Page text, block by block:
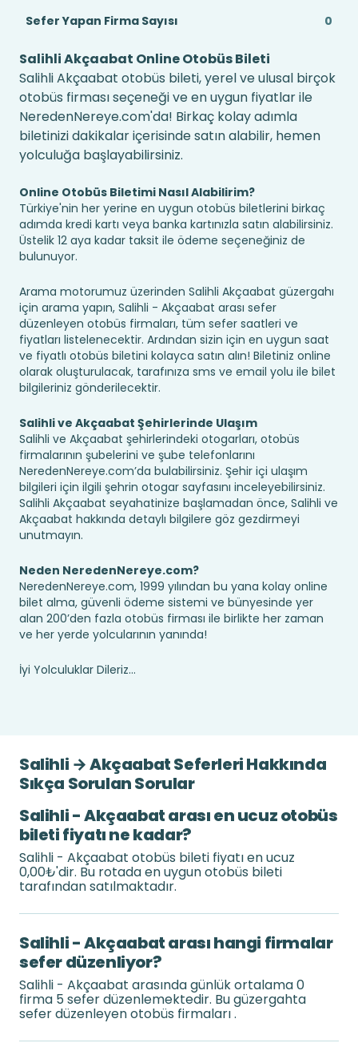
Sefer Yapan Firma Sayısı
0
Salihli Akçaabat Online Otobüs Bileti
Salihli Akçaabat otobüs bileti, yerel ve ulusal birçok
otobüs firması seçeneği ve en uygun fiyatlar ile
NeredenNereye.com'da! Birkaç kolay adımla
biletinizi dakikalar içerisinde satın alabilir, hemen
yolculuğa başlayabilirsiniz.
Online Otobüs Biletimi Nasıl Alabilirim?
Türkiye'nin her yerine en uygun otobüs biletlerini birkaç
adımda kredi kartı veya banka kartınızla satın alabilirsiniz.
Üstelik 12 aya kadar taksit ile ödeme seçeneğiniz de
bulunuyor.
Arama motorumuz üzerinden Salihli Akçaabat güzergahı
için arama yapın, Salihli - Akçaabat arası sefer
düzenleyen otobüs firmaları, tüm sefer saatleri ve
fiyatları listelenecektir. Ardından sizin için en uygun saat
ve fiyatlı otobüs biletini kolayca satın alın! Biletiniz online
olarak oluşturulacak, tarafınıza sms ve email yolu ile bilet
bilgileriniz gönderilecektir.
Salihli ve Akçaabat Şehirlerinde Ulaşım
Salihli ve Akçaabat şehirlerindeki otogarları, otobüs
firmalarının şubelerini ve şube telefonlarını
NeredenNereye.com’da bulabilirsiniz. Şehir içi ulaşım
bilgileri için ilgili şehrin otogar sayfasını inceleyebilirsiniz.
Salihli Akçaabat seyahatinize başlamadan önce, Salihli ve
Akçaabat hakkında detaylı bilgilere göz gezdirmeyi
unutmayın.
Neden NeredenNereye.com?
NeredenNereye.com, 1999 yılından bu yana kolay online
bilet alma, güvenli ödeme sistemi ve bünyesinde yer
alan 200’den fazla otobüs firması ile birlikte her zaman
ve her yerde yolcularının yanında!
İyi Yolculuklar Dileriz...
Salihli → Akçaabat Seferleri Hakkında
Sıkça Sorulan Sorular
Salihli - Akçaabat arası en ucuz otobüs
bileti fiyatı ne kadar?
Salihli - Akçaabat otobüs bileti fiyatı en ucuz
0,00₺'dir. Bu rotada en uygun otobüs bileti
tarafından satılmaktadır.
Salihli - Akçaabat arası hangi firmalar
sefer düzenliyor?
Salihli - Akçaabat arasında günlük ortalama 0
firma 5 sefer düzenlemektedir. Bu güzergahta
sefer düzenleyen otobüs firmaları .